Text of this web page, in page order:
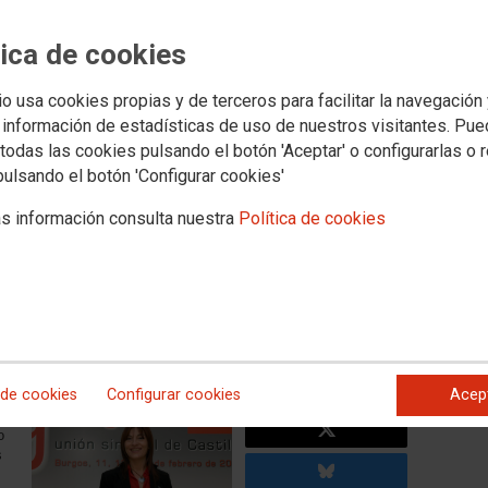
de cookies
usa cookies propias y de terceros para facilitar la navegación
de estadísticas de uso de nuestros visitantes.
las cookies pulsando el botón 'Aceptar' o configurarlas o
el botón 'Configurar cookies'
información consulta nuestra Política de cookies
cookies Configurar cookies
EIR, PIR, QIR etc)
informe la falta de
de plazas de formación
de CCOO (FSS-CCOO) presenta su informe
donde analiza la evolución de la oferta de
2017 (desde 2011 en Enfermería). Una de las
la oferta de plazas, reducida de forma importante en
que responda a las necesidades futuras de
y sector sociosanitario